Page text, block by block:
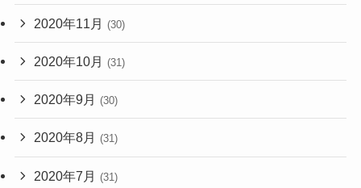
2020年11月 (30)
2020年10月 (31)
2020年9月 (30)
2020年8月 (31)
2020年7月 (31)